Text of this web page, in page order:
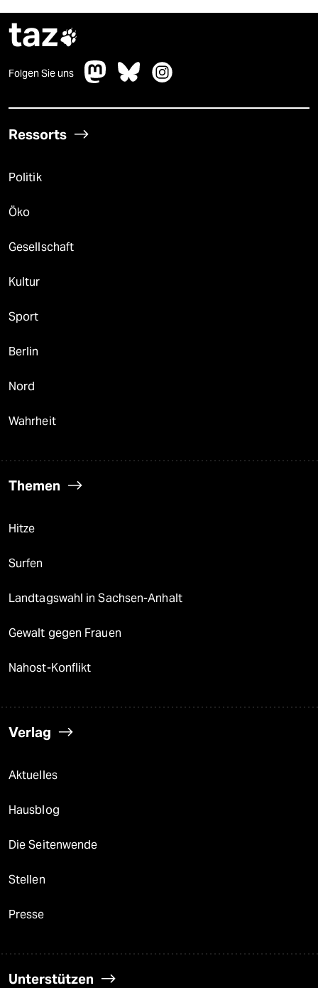
taz
Folgen Sie uns
Ressorts
Politik
Öko
Gesellschaft
Kultur
Sport
Berlin
Nord
Wahrheit
Themen
Hitze
Surfen
Landtagswahl in Sachsen-Anhalt
Gewalt gegen Frauen
Nahost-Konflikt
Verlag
Aktuelles
Hausblog
Die Seitenwende
Stellen
Presse
Unterstützen